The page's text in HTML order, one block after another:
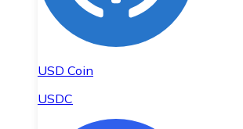
USD Coin
USDC